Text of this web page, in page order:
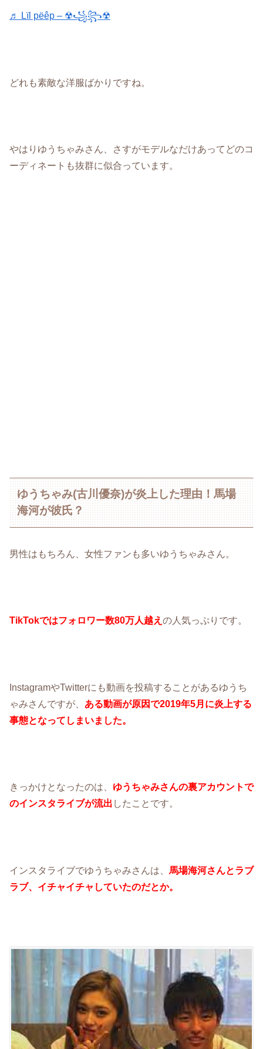
♬ Lïl pëêp – ☢︎︎꧁꧂☢︎︎
どれも素敵な洋服ばかりですね。
やはりゆうちゃみさん、さすがモデルなだけあってどのコ
ーディネートも抜群に似合っています。
ゆうちゃみ(古川優奈)が炎上した理由！馬場
海河が彼氏？
男性はもちろん、女性ファンも多いゆうちゃみさん。
TikTokではフォロワー数80万人越え の人気っぷりです。
InstagramやTwitterにも動画を投稿することがあるゆうち
ゃみさんですが、 ある動画が原因で2019年5月に炎上する
事態となってしまいました。
きっかけとなったのは、 ゆうちゃみさんの裏アカウントで
のインスタライブが流出 したことです。
インスタライブでゆうちゃみさんは、 馬場海河さんとラブ
ラブ、イチャイチャしていたのだとか。